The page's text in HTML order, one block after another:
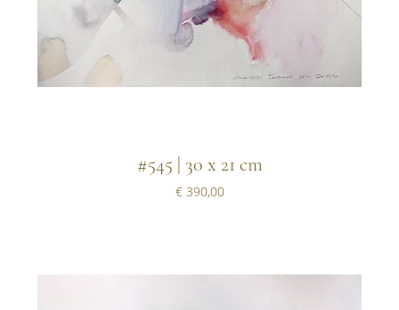
#545 | 30 x 21 cm
Prijs
€ 390,00